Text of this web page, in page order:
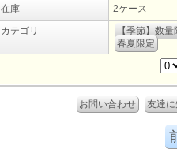
在庫
2ケース
カテゴリ
【季節】数
春夏限定
お問い合わせ 友達